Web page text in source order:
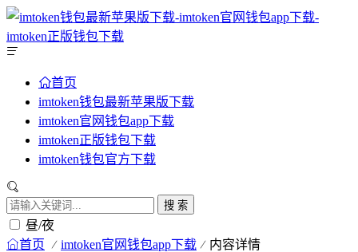
首页
imtoken钱包最新苹果版下载
imtoken官网钱包app下载
imtoken正版钱包下载
imtoken钱包官方下载
搜 索
昼/夜
首页 imtoken官网钱包app下载 内容详情